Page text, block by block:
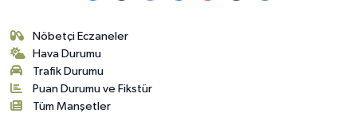
Nöbetçi Eczaneler
Hava Durumu
Trafik Durumu
Puan Durumu ve Fikstür
Tüm Manşetler